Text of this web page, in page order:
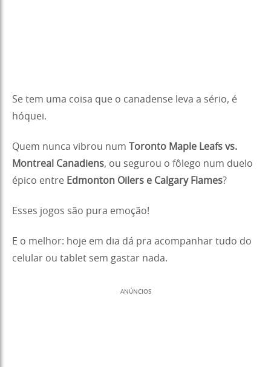
Se tem uma coisa que o canadense leva a sério, é
hóquei.
Quem nunca vibrou num Toronto Maple Leafs vs.
Montreal Canadiens, ou segurou o fôlego num duelo
épico entre Edmonton Oilers e Calgary Flames?
Esses jogos são pura emoção!
E o melhor: hoje em dia dá pra acompanhar tudo do
celular ou tablet sem gastar nada.
ANÚNCIOS